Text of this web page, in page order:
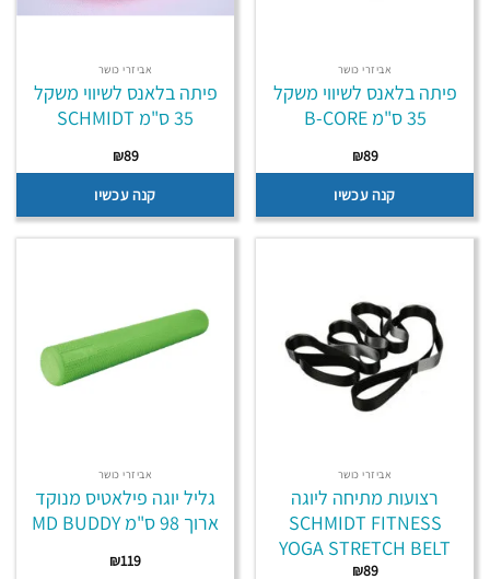
אביזרי כושר
פיתה בלאנס לשיווי משקל
35 ס"מ B-CORE
₪89
קנה עכשיו
אביזרי כושר
פיתה בלאנס לשיווי משקל
35 ס"מ SCHMIDT
₪89
קנה עכשיו
אביזרי כושר
רצועות מתיחה ליוגה
SCHMIDT FITNESS
YOGA STRETCH BELT
₪89
אביזרי כושר
גליל יוגה פילאטיס מנוקד
ארוך 98 ס"מ MD BUDDY
₪119